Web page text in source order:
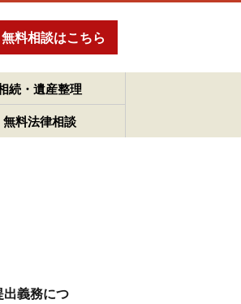
無料相談はこちら
続・遺産整理
無料法律相談
義務につ